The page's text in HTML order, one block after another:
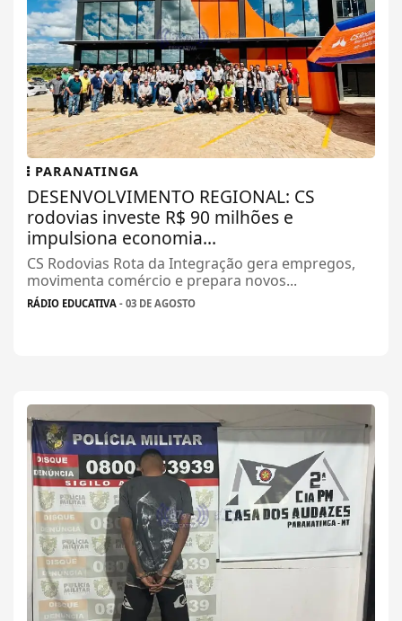
PARANATINGA
DESENVOLVIMENTO REGIONAL: CS
rodovias investe R$ 90 milhões e
impulsiona economia...
CS Rodovias Rota da Integração gera empregos,
movimenta comércio e prepara novos...
RÁDIO EDUCATIVA - 03 DE AGOSTO